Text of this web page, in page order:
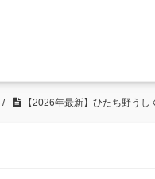
/ 【2026年最新】ひたち野う